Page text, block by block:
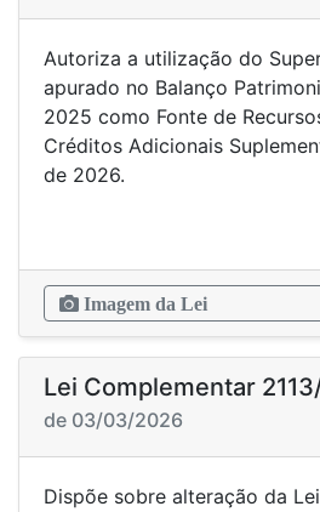
Autoriza a utilização do
apurado no Balanço
2025 como Fonte de
Créditos Adicionais
de 2026.
Imagem da Lei
Lei Complementar
de 03/03/2026
Dispõe sobre alteração da